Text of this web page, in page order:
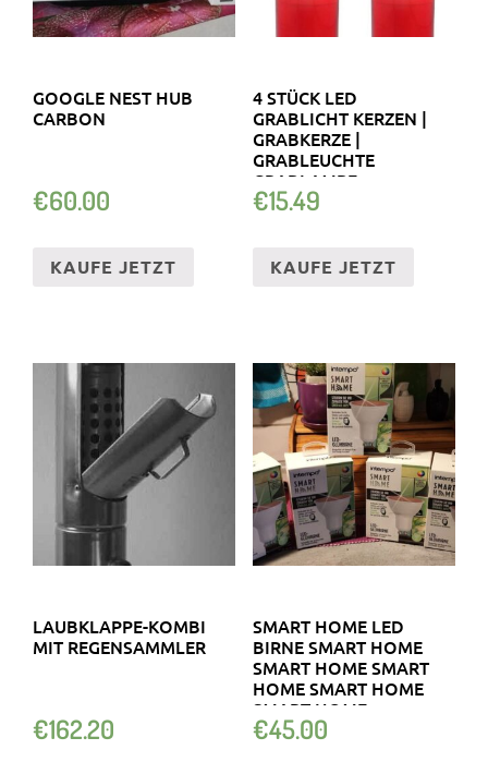
GOOGLE NEST HUB
CARBON
€60.00
KAUFE JETZT
4 STÜCK LED
GRABLICHT KERZEN |
GRABKERZE |
GRABLEUCHTE
GRABLAMPE
FRIEDHOFSKERZE
€15.49
KAUFE JETZT
LAUBKLAPPE-KOMBI
MIT REGENSAMMLER
€162.20
SMART HOME LED
BIRNE SMART HOME
SMART HOME SMART
HOME SMART HOME
SMART HOME
€45.00